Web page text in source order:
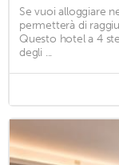
Se vuoi alloggiare
permetterà di
Questo hotel a 4
degli ...